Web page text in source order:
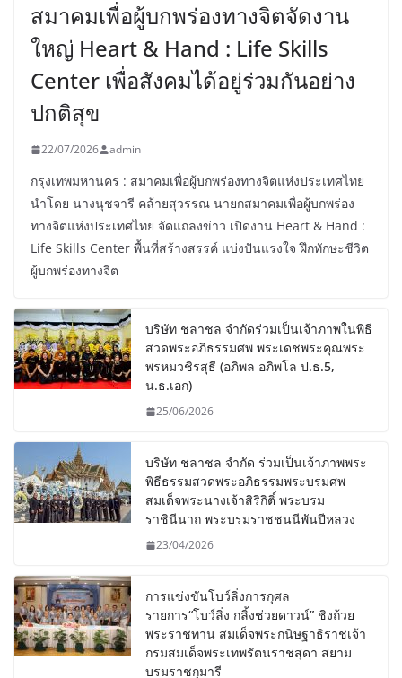
สมาคมเพื่อผู้บกพร่องทางจิตจัดงาน
ใหญ่ Heart & Hand : Life Skills
Center เพื่อสังคมได้อยู่ร่วมกันอย่าง
ปกติสุข
22/07/2026 admin
กรุงเทพมหานคร : สมาคมเพื่อผู้บกพร่องทางจิตแห่งประเทศไทย
นำโดย นางนุชจารี คล้ายสุวรรณ นายกสมาคมเพื่อผู้บกพร่อง
ทางจิตแห่งประเทศไทย จัดแถลงข่าว เปิดงาน Heart & Hand :
Life Skills Center พื้นที่สร้างสรรค์ แบ่งปันแรงใจ ฝึกทักษะชีวิต
ผู้บกพร่องทางจิต
บริษัท ชลาชล จำกัดร่วมเป็นเจ้าภาพในพิธี
สวดพระอภิธรรมศพ พระเดชพระคุณพระ
พรหมวชิรสุธี (อภิพล อภิพโล ป.ธ.5,
น.ธ.เอก)
25/06/2026
บริษัท ชลาชล จำกัด ร่วมเป็นเจ้าภาพพระ
พิธีธรรมสวดพระอภิธรรมพระบรมศพ
สมเด็จพระนางเจ้าสิริกิติ์ พระบรม
ราชินีนาถ พระบรมราชชนนีพันปีหลวง
23/04/2026
การแข่งขันโบว์ลิ่งการกุศล
รายการ“โบว์ลิ่ง กลิ้งช่วยดาวน์” ชิงถ้วย
พระราชทาน สมเด็จพระกนิษฐาธิราชเจ้า
กรมสมเด็จพระเทพรัตนราชสุดา สยาม
บรมราชกุมารี